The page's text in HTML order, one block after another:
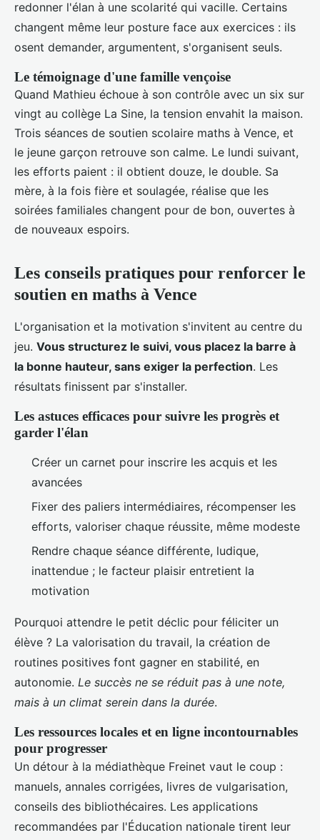
redonner l'élan à une scolarité qui vacille. Certains
changent même leur posture face aux exercices : ils
osent demander, argumentent, s'organisent seuls.
Le témoignage d'une famille vençoise
Quand Mathieu échoue à son contrôle avec un six sur
vingt au collège La Sine, la tension envahit la maison.
Trois séances de soutien scolaire maths à Vence, et
le jeune garçon retrouve son calme. Le lundi suivant,
les efforts paient : il obtient douze, le double. Sa
mère, à la fois fière et soulagée, réalise que les
soirées familiales changent pour de bon, ouvertes à
de nouveaux espoirs.
Les conseils pratiques pour renforcer le
soutien en maths à Vence
L'organisation et la motivation s'invitent au centre du
jeu. Vous structurez le suivi, vous placez la barre à
la bonne hauteur, sans exiger la perfection. Les
résultats finissent par s'installer.
Les astuces efficaces pour suivre les progrès et
garder l'élan
Créer un carnet pour inscrire les acquis et les
avancées
Fixer des paliers intermédiaires, récompenser les
efforts, valoriser chaque réussite, même modeste
Rendre chaque séance différente, ludique,
inattendue ; le facteur plaisir entretient la
motivation
Pourquoi attendre le petit déclic pour féliciter un
élève ? La valorisation du travail, la création de
routines positives font gagner en stabilité, en
autonomie. Le succès ne se réduit pas à une note,
mais à un climat serein dans la durée.
Les ressources locales et en ligne incontournables
pour progresser
Un détour à la médiathèque Freinet vaut le coup :
manuels, annales corrigées, livres de vulgarisation,
conseils des bibliothécaires. Les applications
recommandées par l'Éducation nationale tirent leur